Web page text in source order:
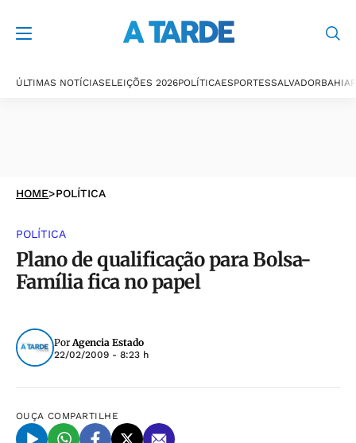
ÚLTIMAS NOTÍCIASELEIÇÕES 2026POLÍTICAESPORTESSALVADORBAHIA
HOME>POLÍTICA
POLÍTICA
Plano de qualificação para Bolsa-
Família fica no papel
PorAgencia Estado
22/02/2009 - 8:23 h
OUÇA COMPARTILHE